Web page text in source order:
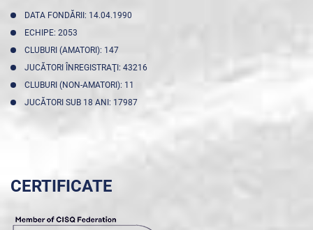
DATA FONDĂRII: 14.04.1990
ECHIPE: 2053
CLUBURI (AMATORI): 147
JUCĂTORI ÎNREGISTRAŢI: 43216
CLUBURI (NON-AMATORI): 11
JUCĂTORI SUB 18 ANI: 17987
CERTIFICATE